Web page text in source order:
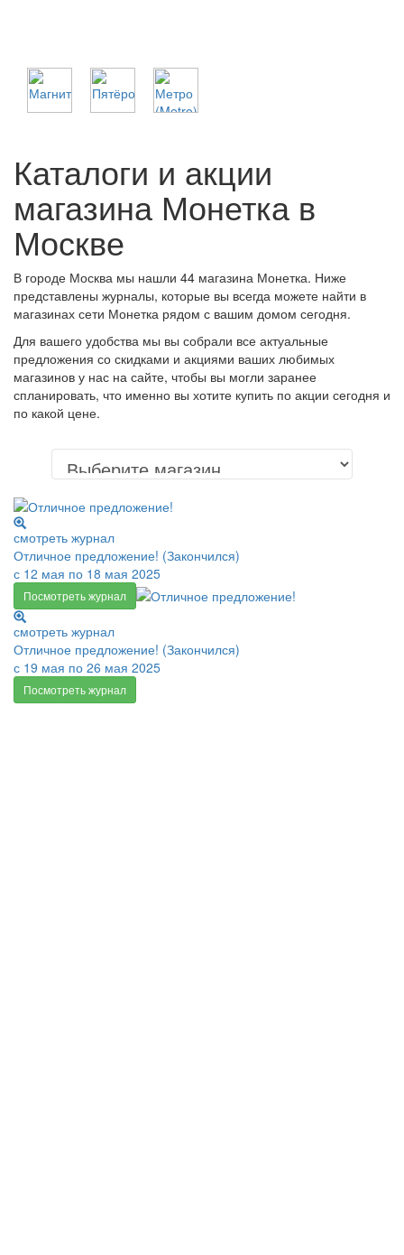
Каталоги и акции
магазина Монетка в
Москве
В городе Москва мы нашли 44 магазина Монетка. Ниже
представлены журналы, которые вы всегда можете найти в
магазинах сети Монетка рядом с вашим домом сегодня.
Для вашего удобства мы вы собрали все актуальные
предложения со скидками и акциями ваших любимых
магазинов у нас на сайте, чтобы вы могли заранее
спланировать, что именно вы хотите купить по акции сегодня и
по какой цене.
смотреть журнал
Отличное предложение! (Закончился)
с 12 мая по 18 мая 2025
Посмотреть журнал
смотреть журнал
Отличное предложение! (Закончился)
с 19 мая по 26 мая 2025
Посмотреть журнал